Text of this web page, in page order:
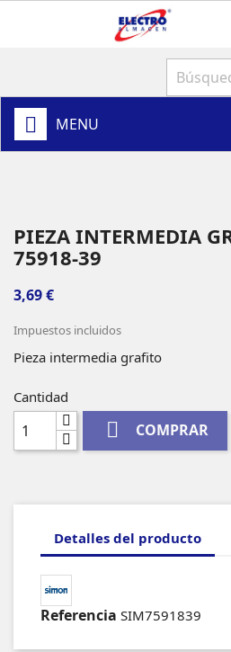
MENU
PIEZA INTERMEDIA
75918-39
3,69 €
Impuestos incluidos
Pieza intermedia grafito
Cantidad
 COMPRAR
Detalles del producto
Referencia SIM7591839